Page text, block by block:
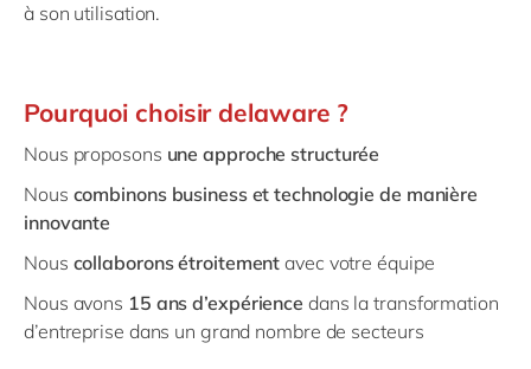
à son utilisation.
Pourquoi choisir delaware ?
Nous proposons une approche structurée
Nous combinons business et technologie de manière
innovante
Nous collaborons étroitement avec votre équipe
Nous avons 15 ans d’expérience dans la transformation
d’entreprise dans un grand nombre de secteurs